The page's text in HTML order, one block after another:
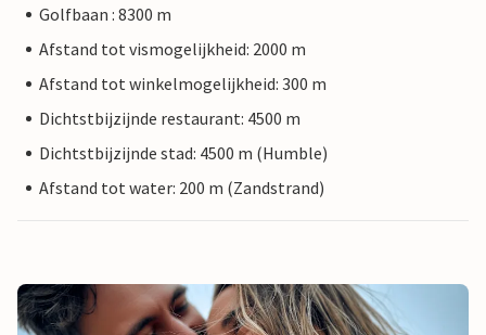
Golfbaan : 8300 m
Afstand tot vismogelijkheid: 2000 m
Afstand tot winkelmogelijkheid: 300 m
Dichtstbijzijnde restaurant: 4500 m
Dichtstbijzijnde stad: 4500 m (Humble)
Afstand tot water: 200 m (Zandstrand)